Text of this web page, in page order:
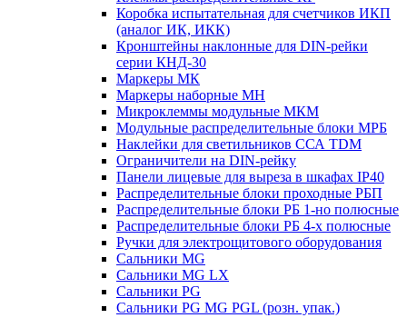
Коробка испытательная для счетчиков ИКП
(аналог ИК, ИКК)
Кронштейны наклонные для DIN-рейки
серии КНД-30
Маркеры МК
Маркеры наборные МН
Микроклеммы модульные МКМ
Модульные распределительные блоки МРБ
Наклейки для светильников ССА TDM
Ограничители на DIN-рейку
Панели лицевые для выреза в шкафах IP40
Распределительные блоки проходные РБП
Распределительные блоки РБ 1-но полюсные
Распределительные блоки РБ 4-х полюсные
Ручки для электрощитового оборудования
Сальники MG
Сальники MG LX
Сальники PG
Сальники PG MG PGL (розн. упак.)